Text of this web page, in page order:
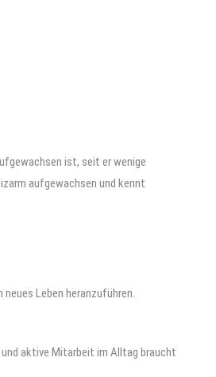
ist, seit er wenige
aufgewachsen und kennt
Leben heranzuführen.
aktive Mitarbeit im Alltag braucht